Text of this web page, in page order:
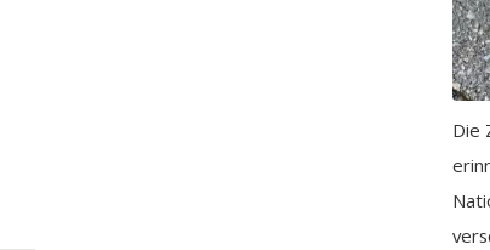
Die